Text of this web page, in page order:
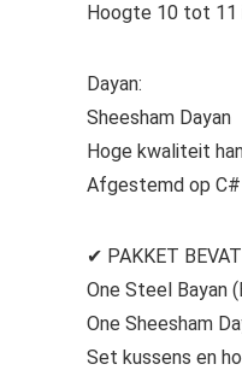
Hoogte 10 tot 11
Dayan:
Sheesham Dayan
Hoge kwaliteit
Afgestemd op
✔ PAKKET BEVAT
One Steel Bayan
One Sheesham
Set kussens en